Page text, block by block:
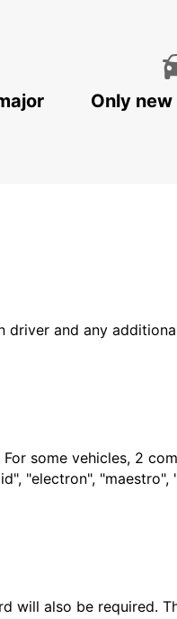
Only
and any
some vehicles, 2
"electron", "maestro",
also be required.